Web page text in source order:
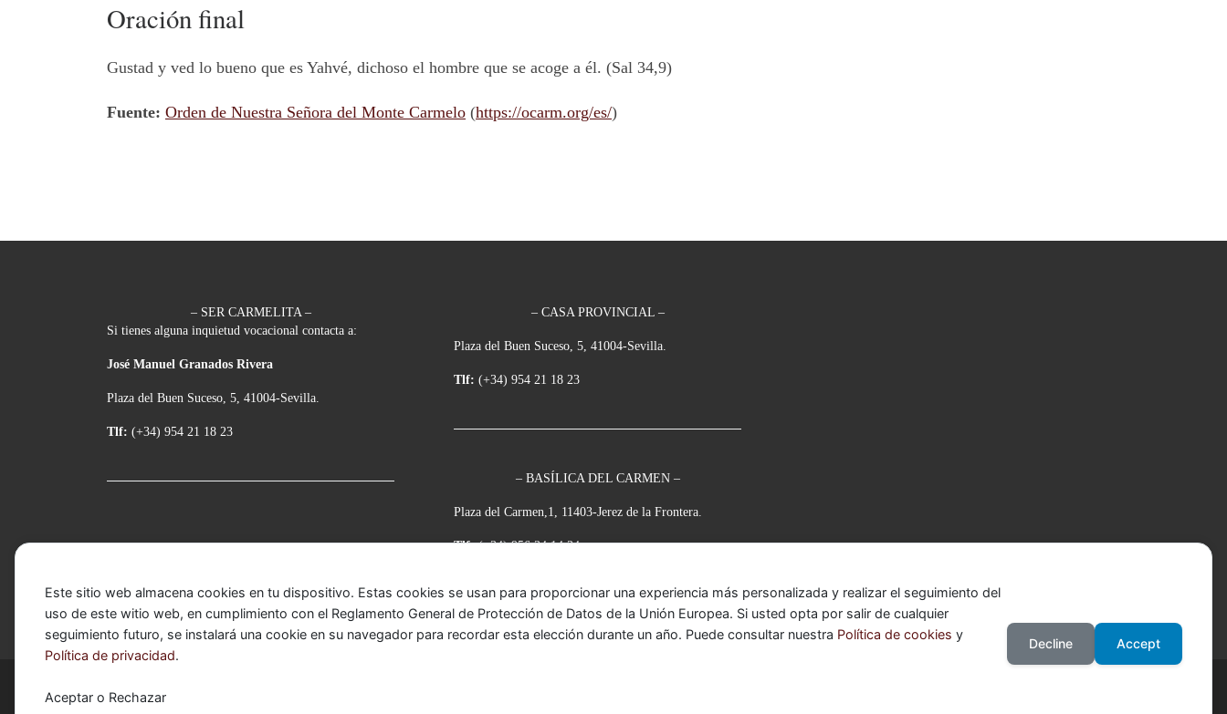
Oración final
Gustad y ved lo bueno que es Yahvé, dichoso el hombre que se acoge a él. (Sal 34,9)
Fuente: Orden de Nuestra Señora del Monte Carmelo (https://ocarm.org/es/)
– SER CARMELITA –
Si tienes alguna inquietud vocacional contacta a:
José Manuel Granados Rivera
Plaza del Buen Suceso, 5, 41004-Sevilla.
Tlf: (+34) 954 21 18 23
– CASA PROVINCIAL –
Plaza del Buen Suceso, 5, 41004-Sevilla.
Tlf: (+34) 954 21 18 23
– BASÍLICA DEL CARMEN –
Plaza del Carmen,1, 11403-Jerez de la Frontera.
Tlf:(+34) 956 34 14 34
Este sitio web almacena cookies en tu dispositivo. Estas cookies se usan para proporcionar una experiencia más personalizada y realizar el seguimiento del
uso de este witio web, en cumplimiento con el Reglamento General de Protección de Datos de la Unión Europea. Si usted opta por salir de cualquier
seguimiento futuro, se instalará una cookie en su navegador para recordar esta elección durante un año. Puede consultar nuestra Política de cookies y
Política de privacidad.
Aceptar o Rechazar
Decline Accept